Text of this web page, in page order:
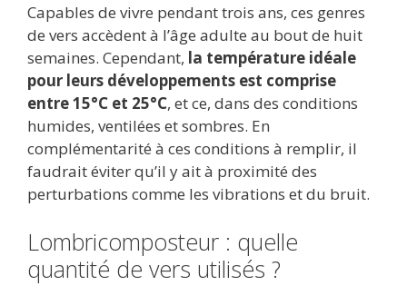
Capables de vivre pendant trois ans, ces genres
de vers accèdent à l’âge adulte au bout de huit
semaines. Cependant, la température idéale
pour leurs développements est comprise
entre 15°C et 25°C, et ce, dans des conditions
humides, ventilées et sombres. En
complémentarité à ces conditions à remplir, il
faudrait éviter qu’il y ait à proximité des
perturbations comme les vibrations et du bruit.
Lombricomposteur : quelle
quantité de vers utilisés ?